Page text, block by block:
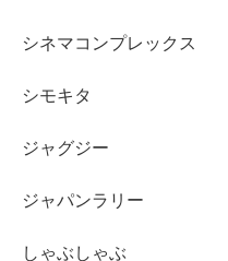
シネマコンプレックス
シモキタ
ジャグジー
ジャパンラリー
しゃぶしゃぶ